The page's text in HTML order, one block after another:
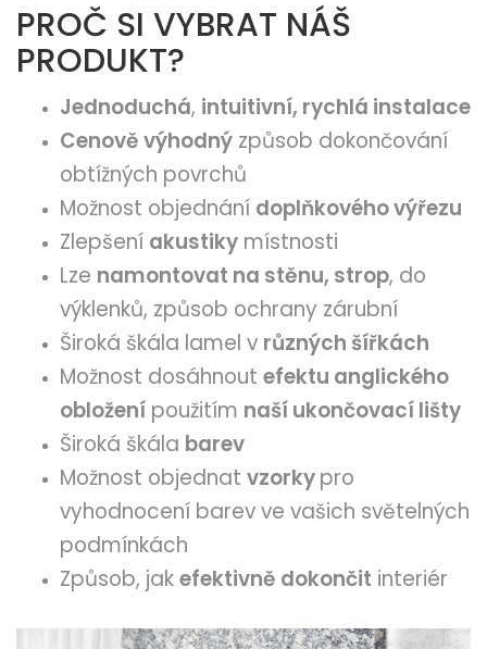
PROČ SI VYBRAT NÁŠ
PRODUKT?
Jednoduchá, intuitivní, rychlá instalace
Cenově výhodný způsob dokončování
obtížných povrchů
Možnost objednání doplňkového výřezu
Zlepšení akustiky místnosti
Lze namontovat na stěnu, strop, do
výklenků, způsob ochrany zárubní
Široká škála lamel v různých šířkách
Možnost dosáhnout efektu anglického
obložení použitím naší ukončovací lišty
Široká škála barev
Možnost objednat vzorkypro
vyhodnocení barev ve vašich světelných
podmínkách
Způsob, jakefektivně dokončit interiér